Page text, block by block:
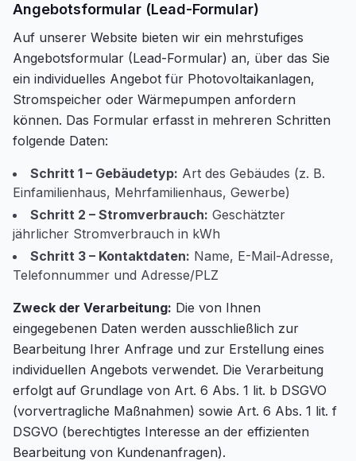
Angebotsformular (Lead-Formular)
Auf unserer Website bieten wir ein mehrstufiges
Angebotsformular (Lead-Formular) an, über das Sie
ein individuelles Angebot für Photovoltaikanlagen,
Stromspeicher oder Wärmepumpen anfordern
können. Das Formular erfasst in mehreren Schritten
folgende Daten:
Schritt 1 – Gebäudetyp: Art des Gebäudes (z. B.
Einfamilienhaus, Mehrfamilienhaus, Gewerbe)
Schritt 2 – Stromverbrauch: Geschätzter
jährlicher Stromverbrauch in kWh
Schritt 3 – Kontaktdaten: Name, E-Mail-Adresse,
Telefonnummer und Adresse/PLZ
Zweck der Verarbeitung: Die von Ihnen
eingegebenen Daten werden ausschließlich zur
Bearbeitung Ihrer Anfrage und zur Erstellung eines
individuellen Angebots verwendet. Die Verarbeitung
erfolgt auf Grundlage von Art. 6 Abs. 1 lit. b DSGVO
(vorvertragliche Maßnahmen) sowie Art. 6 Abs. 1 lit. f
DSGVO (berechtigtes Interesse an der effizienten
Bearbeitung von Kundenanfragen).